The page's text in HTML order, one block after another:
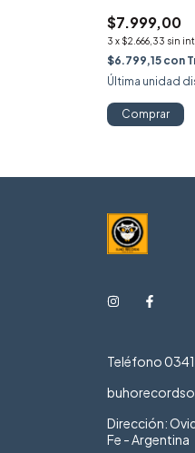
$7.999,00
3 x $2.666,33 sin
$6.799,15 con
Última unidad
Comprar
Teléfono
Dirección:
Fe - Argentina